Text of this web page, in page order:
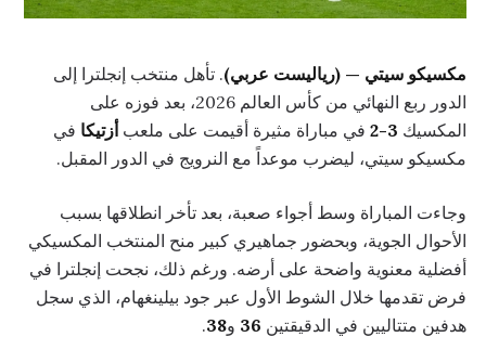
مكسيكو سيتي — (رياليست عربي). تأهل منتخب إنجلترا إلى
الدور ربع النهائي من كأس العالم 2026، بعد فوزه على
المكسيك 3-2 في مباراة مثيرة أقيمت على ملعبأزتيكا في
مكسيكو سيتي، ليضرب موعداً مع النرويج في الدور المقبل.
وجاءت المباراة وسط أجواء صعبة، بعد تأخر انطلاقها بسبب
الأحوال الجوية، وبحضور جماهيري كبير منح المنتخب المكسيكي
أفضلية معنوية واضحة على أرضه. ورغم ذلك، نجحت إنجلترا في
فرض تقدمها خلال الشوط الأول عبر جود بيلينغهام، الذي سجل
هدفين متتاليين في الدقيقتين 36 و38
.